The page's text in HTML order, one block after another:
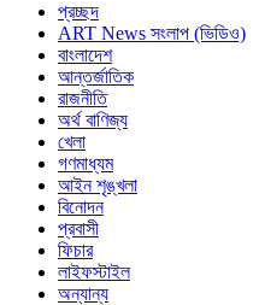
প্রচ্ছদ
ART News সংলাপ (ভিডিও)
বাংলাদেশ
আন্তর্জাতিক
রাজনীতি
অর্থ বাণিজ্য
খেলা
গণমাধ্যম
আইন শৃঙ্খলা
বিনোদন
প্রবাসী
ফিচার
লাইফস্টাইল
অন্যান্য